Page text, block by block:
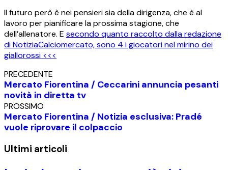
Il futuro però è nei pensieri sia della dirigenza, che è al
lavoro per pianificare la prossima stagione, che
dell’allenatore. E secondo quanto raccolto dalla redazione
di NotiziaCalciomercato, sono 4 i giocatori nel mirino dei
giallorossi <<<
PRECEDENTE
Mercato Fiorentina / Ceccarini annuncia pesanti
novità in diretta tv
PROSSIMO
Mercato Fiorentina / Notizia esclusiva: Pradé
vuole riprovare il colpaccio
Ultimi articoli